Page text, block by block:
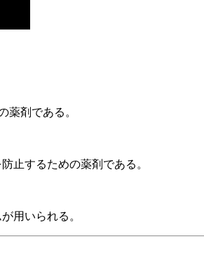
薬剤である。
止するための薬剤である。
用いられる。